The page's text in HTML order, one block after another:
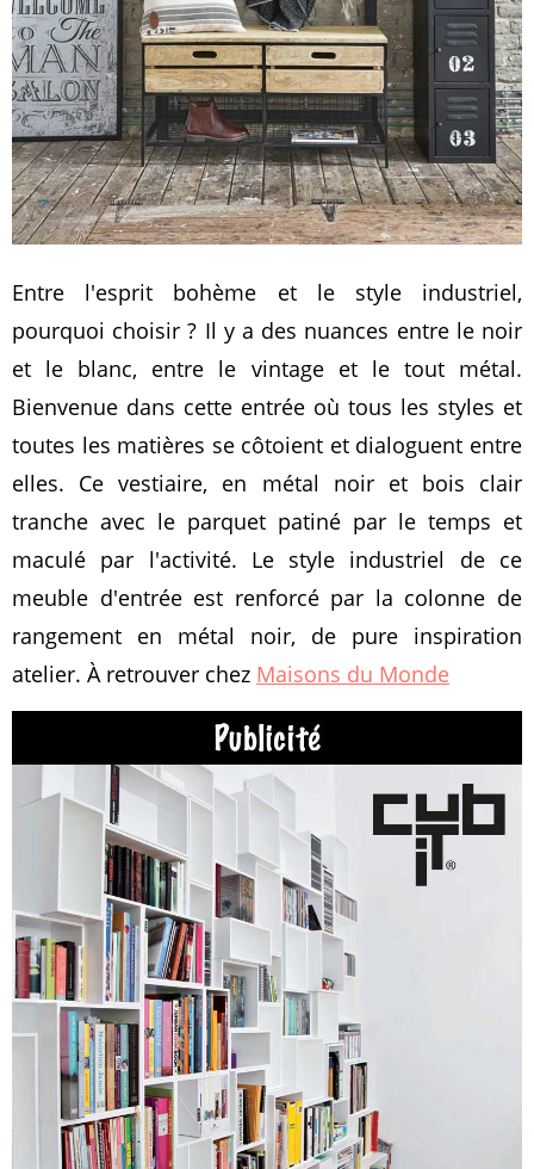
Entre l'esprit bohème et le style industriel,
pourquoi choisir ? Il y a des nuances entre le noir
et le blanc, entre le vintage et le tout métal.
Bienvenue dans cette entrée où tous les styles et
toutes les matières se côtoient et dialoguent entre
elles. Ce vestiaire, en métal noir et bois clair
tranche avec le parquet patiné par le temps et
maculé par l'activité. Le style industriel de ce
meuble d'entrée est renforcé par la colonne de
rangement en métal noir, de pure inspiration
atelier. À retrouver chez Maisons du Monde